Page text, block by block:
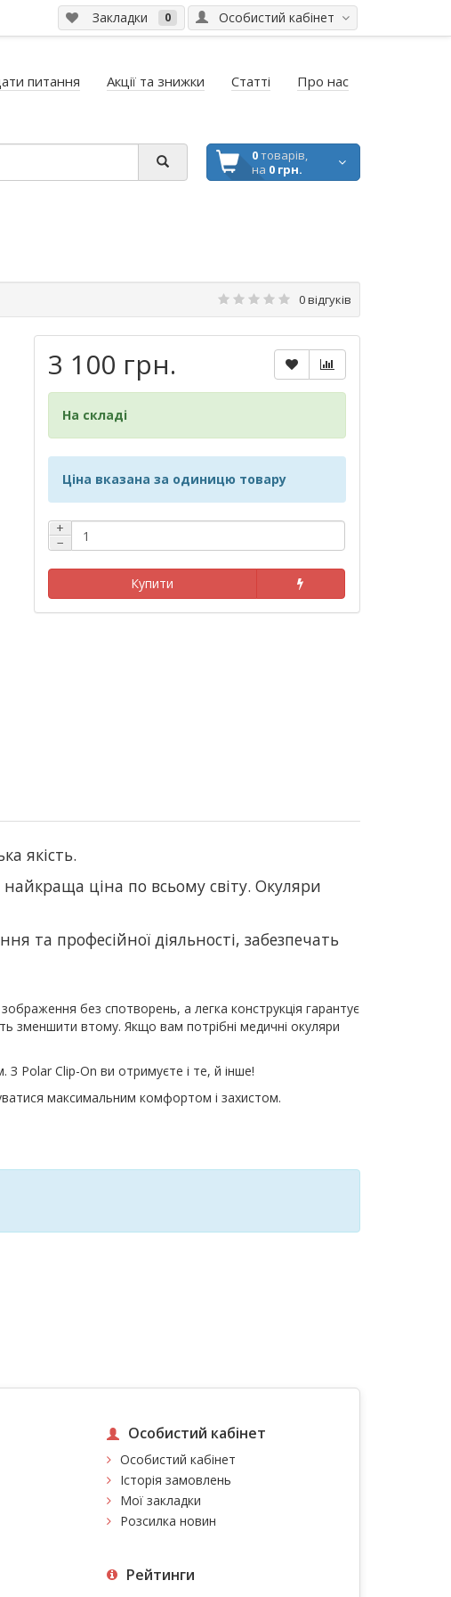
Особистий кабінет
Закладки 0
питання Акції та знижки Статті Про нас
0товарів,
на 0 грн.
0 відгуків
3 100 грн.
На складі
Ціна вказана за одиницю товару
+
−
Купити
якість.
ціна по всьому світу. Окуляри
та професійної діяльності, забезпечать
зображення без спотворень, а легка конструкція гарантує
зменшити втому. Якщо вам потрібні медичні окуляри
Polar Clip-On ви отримуєте і те, й інше!
максимальним комфортом і захистом.
Особистий кабінет
Особистий кабінет
Історія замовлень
Мої закладки
Розсилка новин
Рейтинги